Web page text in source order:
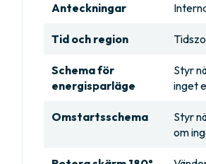
Anteckningar
Tid och region
Schema för
energisparläge
Styr
inget
Omstartsschema
Styr
om